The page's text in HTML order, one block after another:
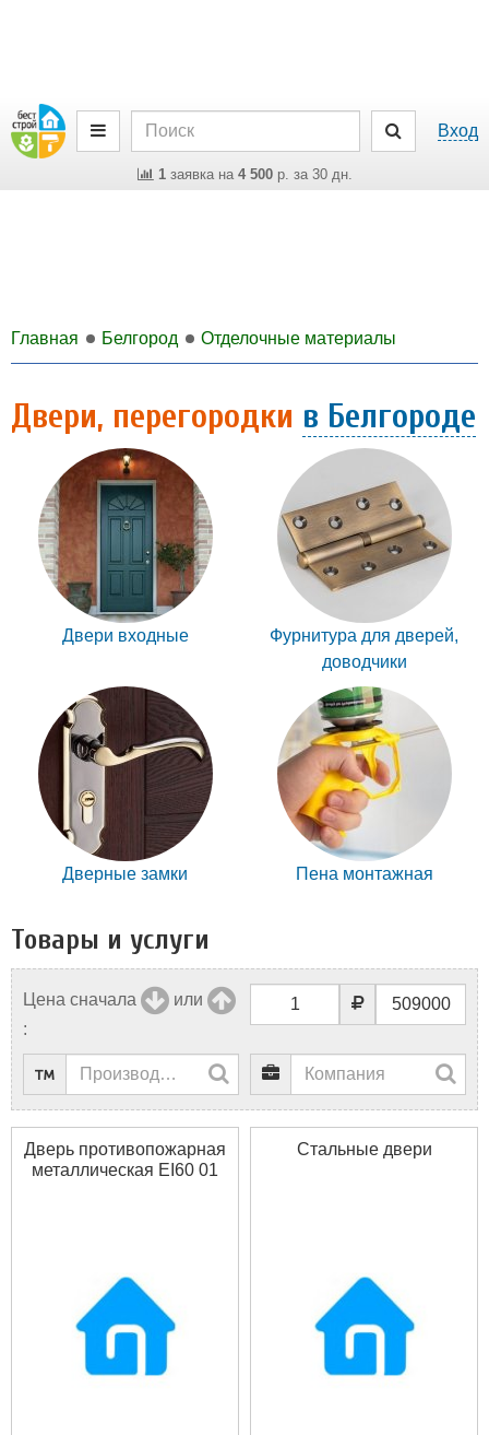
Вход
1заявка на 4 500р. за 30 дн.
Главная Белгород Отделочные материалы
Двери, перегородки в Белгороде
Двери входные
Фурнитура для дверей,
доводчики
Дверные замки Пена монтажная
Товары и услуги
Цена сначала
или
:
Дверь противопожарная
металлическая EI60 01
Стальные двери